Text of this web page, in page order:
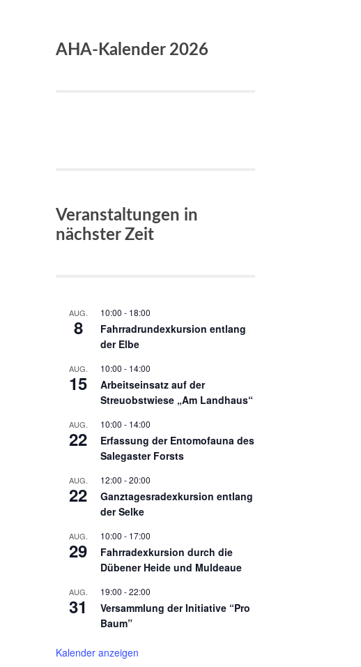
AHA-Kalender 2026
Veranstaltungen in
nächster Zeit
AUG.
8
10:00 - 18:00
Fahrradrundexkursion entlang
der Elbe
AUG.
15
10:00 - 14:00
Arbeitseinsatz auf der
Streuobstwiese „Am Landhaus“
AUG.
22
10:00 - 14:00
Erfassung der Entomofauna des
Salegaster Forsts
AUG.
22
12:00 -20:00
Ganztagesradexkursion entlang
der Selke
AUG.
29
10:00 - 17:00
Fahrradexkursion durch die
Dübener Heide und Muldeaue
AUG.
31
19:00 -22:00
Versammlung der Initiative “Pro
Baum”
Kalender anzeigen